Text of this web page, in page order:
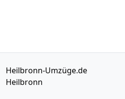
Heilbronn-Umzüge.de
Heilbronn